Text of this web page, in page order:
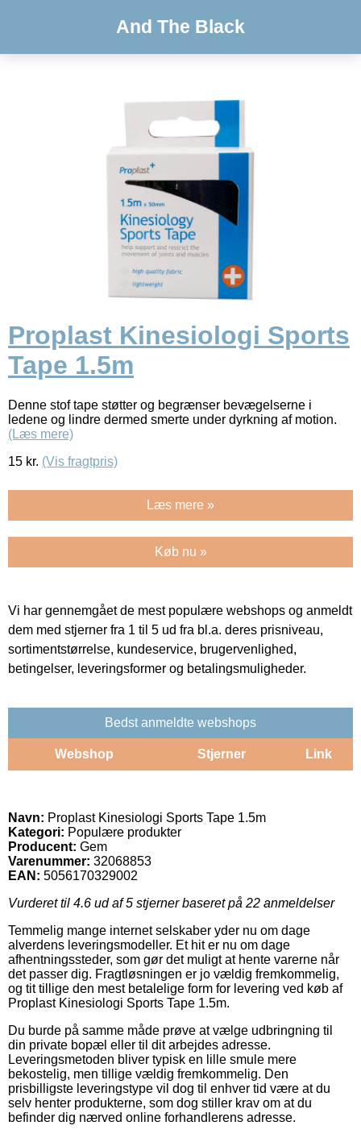
And The Black
Proplast Kinesiologi Sports
Tape 1.5m
Denne stof tape støtter og begrænser bevægelserne i
ledene og lindre dermed smerte under dyrkning af motion.
(Læs mere)
15 kr. (Vis fragtpris)
Læs mere »
Køb nu »
Vi har gennemgået de mest populære webshops og anmeldt
dem med stjerner fra 1 til 5 ud fra bl.a. deres prisniveau,
sortimentstørrelse, kundeservice, brugervenlighed,
betingelser, leveringsformer og betalingsmuligheder.
Bedst anmeldte webshops
Webshop Stjerner Link
Navn: Proplast Kinesiologi Sports Tape 1.5m
Kategori: Populære produkter
Producent: Gem
Varenummer: 32068853
EAN: 5056170329002
Vurderet til 4.6 ud af 5 stjerner baseret på 22 anmeldelser
Temmelig mange internet selskaber yder nu om dage
alverdens leveringsmodeller. Et hit er nu om dage
afhentningssteder, som gør det muligt at hente varerne når
det passer dig. Fragtløsningen er jo vældig fremkommelig,
og tit tillige den mest betalelige form for levering ved køb af
Proplast Kinesiologi Sports Tape 1.5m.
Du burde på samme måde prøve at vælge udbringning til
din private bopæl eller til dit arbejdes adresse.
Leveringsmetoden bliver typisk en lille smule mere
bekostelig, men tillige vældig fremkommelig. Den
prisbilligste leveringstype vil dog til enhver tid være at du
selv henter produkterne, som dog stiller krav om at du
befinder dig nærved online forhandlerens adresse.